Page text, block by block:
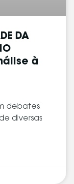
DA
à
debates
diversas